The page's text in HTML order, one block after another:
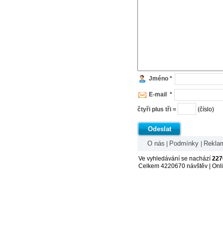
Jméno *
E-mail *
čtyři plus tři = (číslo)
Odeslat
O nás
Podmínky
Ve vyhledávání se nachází
Celkem 4220670 návštěv |